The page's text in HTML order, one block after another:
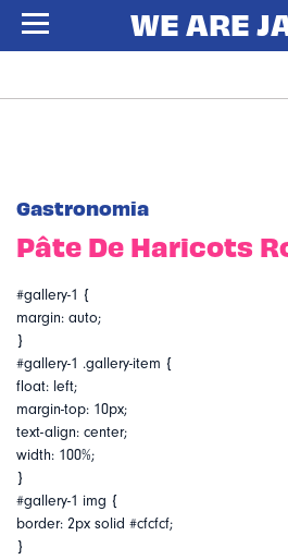
Gastronomia
Pâte De Haricots
#gallery-1 {
margin: auto;
}
#gallery-1 .gallery-item {
float: left;
margin-top: 10px;
text-align: center;
width: 100%;
}
#gallery-1 img {
border: 2px solid #cfcfcf;
}